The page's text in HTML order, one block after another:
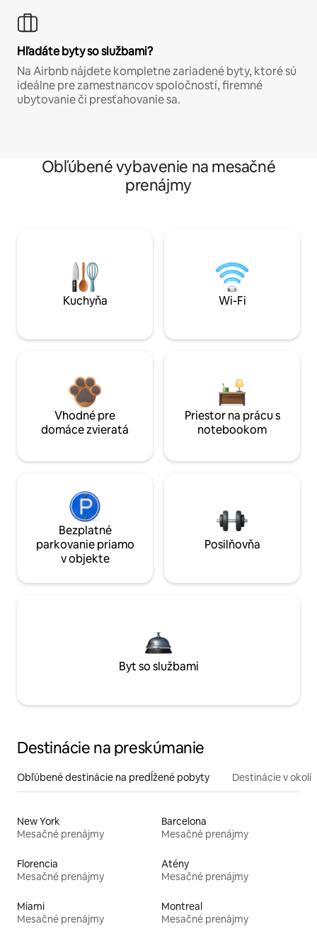
Hľadáte byty so službami?
Na Airbnb nájdete kompletne zariadené byty, ktoré sú
ideálne pre zamestnancov spoločností, firemné
ubytovanie či presťahovanie sa.
Obľúbené vybavenie na mesačné
prenájmy
Kuchyňa Wi-Fi
Vhodné pre
domáce zvieratá
Priestor na prácu s
notebookom
Bezplatné
parkovanie priamo
v objekte
Posilňovňa
Byt so službami
Destinácie na preskúmanie
Obľúbené destinácie na predĺžené pobyty Destinácie v okolí
New York
Mesačné prenájmy
Barcelona
Mesačné prenájmy
Florencia
Mesačné prenájmy
Atény
Mesačné prenájmy
Miami
Mesačné prenájmy
Montreal
Mesačné prenájmy